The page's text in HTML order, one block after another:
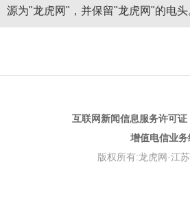
源为"龙虎网"，并保留"龙虎网"的电头
互联网新闻信息服务许
增值电信业
版权所有:龙虎网·江